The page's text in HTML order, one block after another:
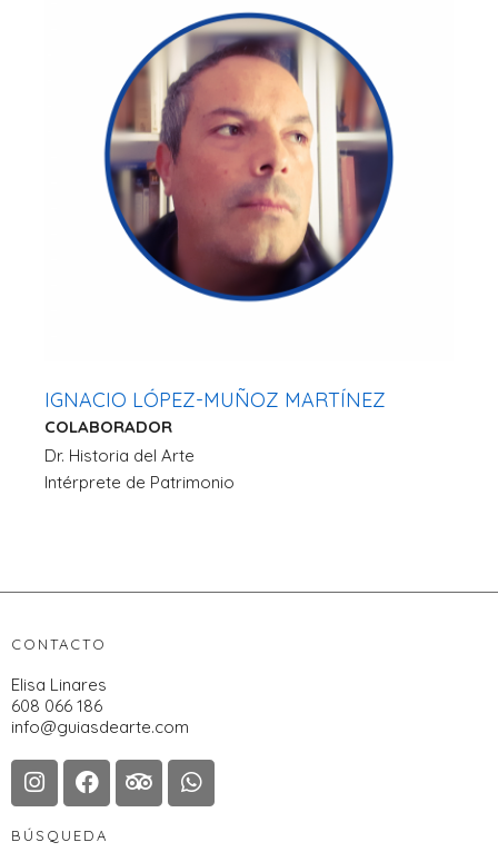
IGNACIO LÓPEZ-MUÑOZ MARTÍNEZ
COLABORADOR
Dr. Historia del Arte
Intérprete de Patrimonio
CONTACTO
Elisa Linares
608 066 186
info@guiasdearte.com
BÚSQUEDA